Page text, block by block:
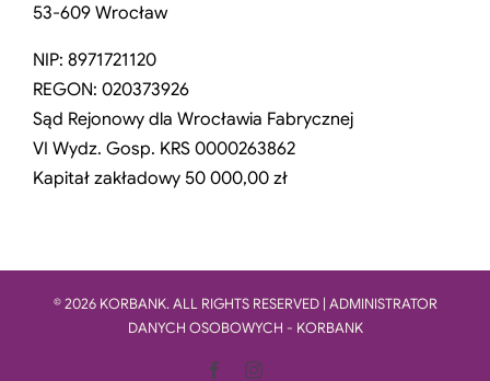
53-609 Wrocław
NIP: 8971721120
REGON: 020373926
Sąd Rejonowy dla Wrocławia Fabrycznej
VI Wydz. Gosp. KRS 0000263862
Kapitał zakładowy 50 000,00 zł
© 2026 KORBANK. ALL RIGHTS RESERVED | ADMINISTRATOR
DANYCH OSOBOWYCH - KORBANK
FacebookInstagram